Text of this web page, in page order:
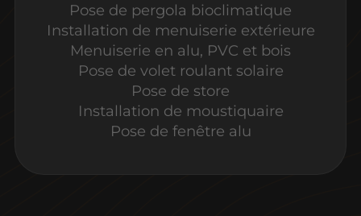
Pose de pergola bioclimatique
Installation de menuiserie extérieure
Menuiserie en alu, PVC et bois
Pose de volet roulant solaire
Pose de store
Installation de moustiquaire
Pose de fenêtre alu